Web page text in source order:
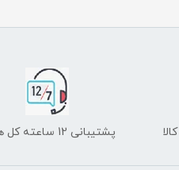
پشتیبانی 12 ساعته کل هفته